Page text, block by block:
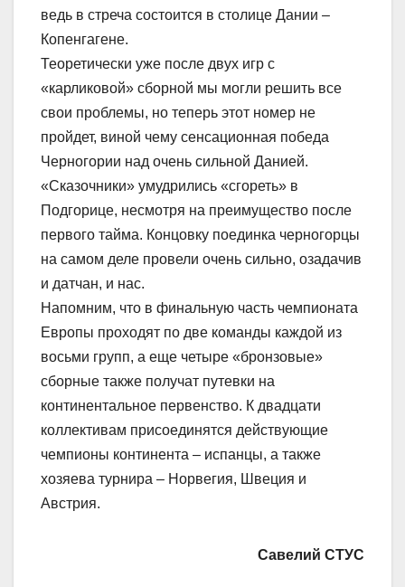
ведь в стреча состоится в столице Дании –
Копенгагене.
Теоретически уже после двух игр с
«карликовой» сборной мы могли решить все
свои проблемы, но теперь этот номер не
пройдет, виной чему сенсационная победа
Черногории над очень сильной Данией.
«Сказочники» умудрились «сгореть» в
Подгорице, несмотря на преимущество после
первого тайма. Концовку поединка черногорцы
на самом деле провели очень сильно, озадачив
и датчан, и нас.
Напомним, что в финальную часть чемпионата
Европы проходят по две команды каждой из
восьми групп, а еще четыре «бронзовые»
сборные также получат путевки на
континентальное первенство. К двадцати
коллективам присоединятся действующие
чемпионы континента – испанцы, а также
хозяева турнира – Норвегия, Швеция и
Австрия.
Савелий СТУС